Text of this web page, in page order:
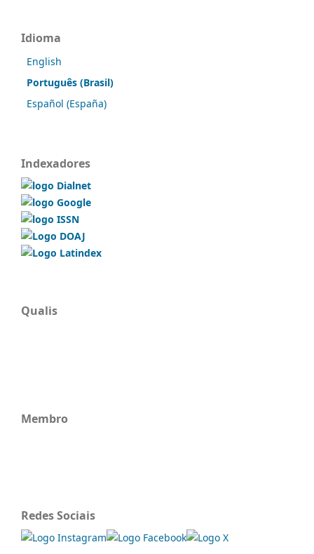
Idioma
English
Português (Brasil)
Español (España)
Indexadores
Qualis
Membro
Redes Sociais